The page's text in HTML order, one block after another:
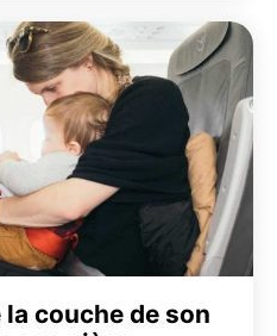
la couche de son